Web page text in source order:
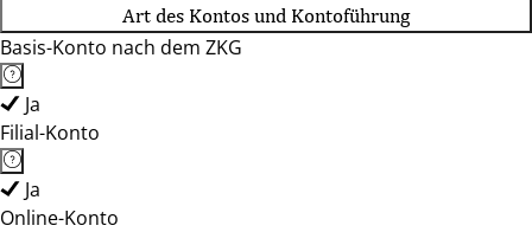
Art des Kontos und Kontoführung
Basis-Konto nach dem ZKG
Ja
Filial-Konto
Ja
Online-Konto